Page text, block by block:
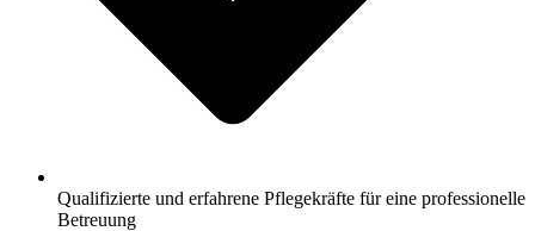
Qualifizierte und erfahrene Pflegekräfte für eine professionelle
Betreuung